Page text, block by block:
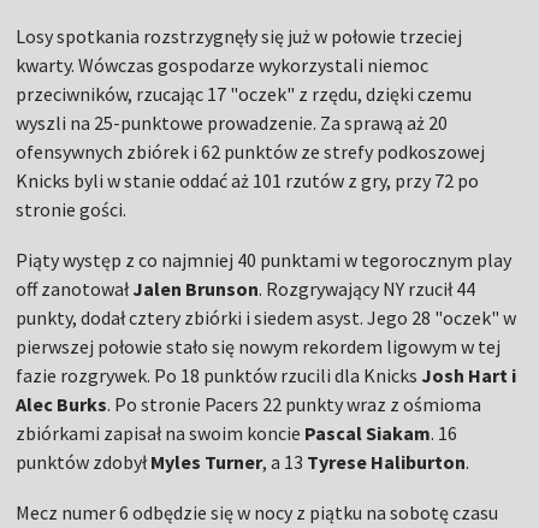
Losy spotkania rozstrzygnęły się już w połowie trzeciej
kwarty. Wówczas gospodarze wykorzystali niemoc
przeciwników, rzucając 17 "oczek" z rzędu, dzięki czemu
wyszli na 25-punktowe prowadzenie. Za sprawą aż 20
ofensywnych zbiórek i 62 punktów ze strefy podkoszowej
Knicks byli w stanie oddać aż 101 rzutów z gry, przy 72 po
stronie gości.
Piąty występ z co najmniej 40 punktami w tegorocznym play
off zanotowałJalen Brunson. Rozgrywający NY rzucił 44
punkty, dodał cztery zbiórki i siedem asyst. Jego 28 "oczek" w
pierwszej połowie stało się nowym rekordem ligowym w tej
fazie rozgrywek. Po 18 punktów rzucili dla Knicks Josh Hart i
Alec Burks. Po stronie Pacers 22 punkty wraz z ośmioma
zbiórkami zapisał na swoim koncie Pascal Siakam. 16
punktów zdobyłMyles Turner, a 13 Tyrese Haliburton.
Mecz numer 6 odbędzie się w nocy z piątku na sobotę czasu